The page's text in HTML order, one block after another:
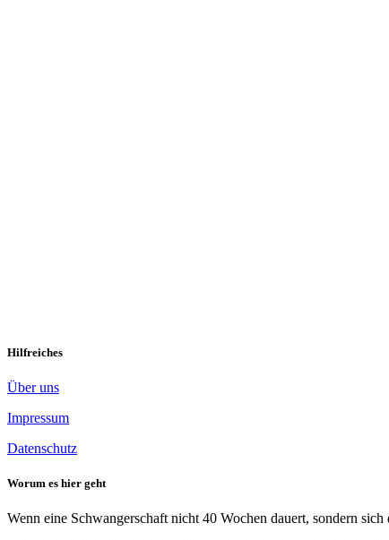
Hilfreiches
Über uns
Impressum
Datenschutz
Worum es hier geht
Wenn eine Schwangerschaft nicht 40 Wochen dauert, sondern